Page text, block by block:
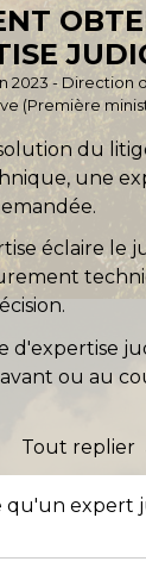
2023 - Direction
(Première
du
une
éclaire le
d'expertise
ou au
Tout replier
qu'un expert